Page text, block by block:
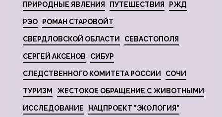
ПРИРОДНЫЕ ЯВЛЕНИЯ ПУТЕШЕСТВИЯ РЖД
РЭО РОМАН СТАРОВОЙТ
СВЕРДЛОВСКОЙ ОБЛАСТИ СЕВАСТОПОЛЯ
СЕРГЕЙ АКСЕНОВ СИБУР
СЛЕДСТВЕННОГО КОМИТЕТА РОССИИ СОЧИ
ТУРИЗМ ЖЕСТОКОЕ ОБРАЩЕНИЕ С ЖИВОТНЫМИ
ИССЛЕДОВАНИЕ НАЦПРОЕКТ "ЭКОЛОГИЯ"